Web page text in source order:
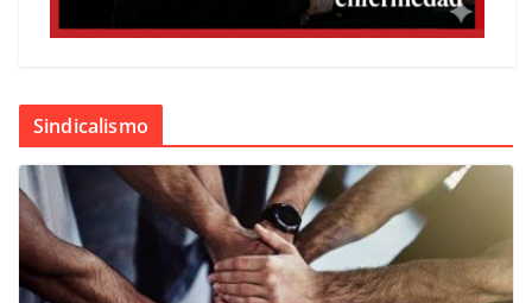
Sindicalismo